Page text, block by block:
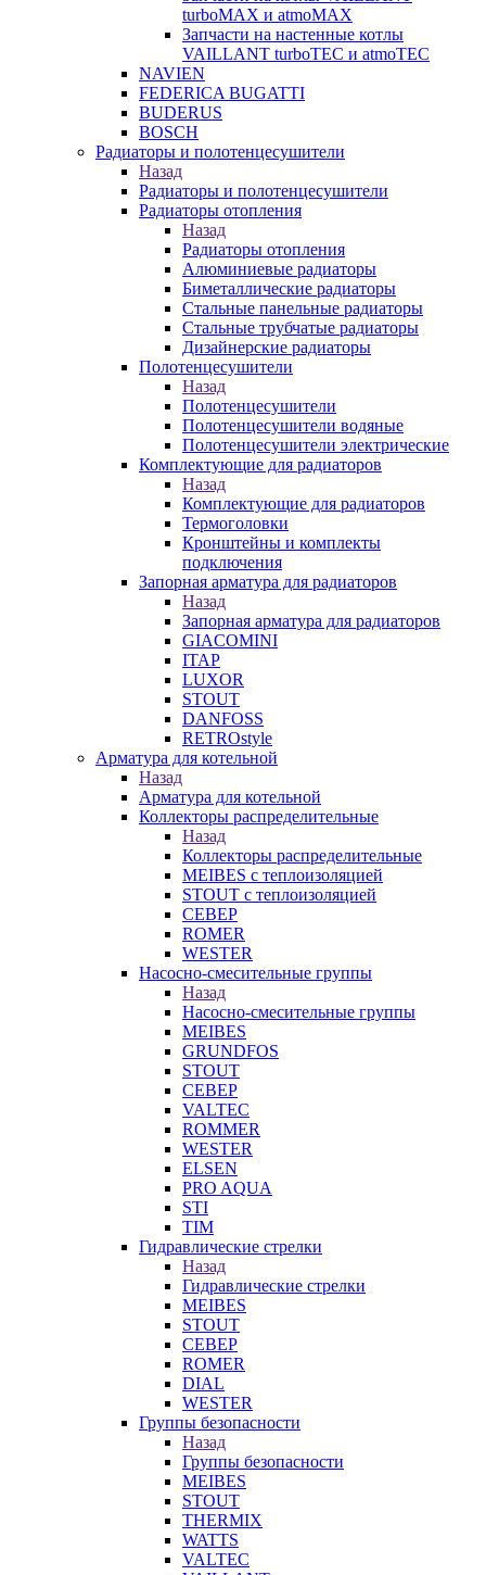
turboMAX и atmoMAX
Запчасти на настенные котлы
VAILLANT turboTEC и atmoTEC
NAVIEN
FEDERICA BUGATTI
BUDERUS
BOSCH
Радиаторы и полотенцесушители
Назад
Радиаторы и полотенцесушители
Радиаторы отопления
Назад
Радиаторы отопления
Алюминиевые радиаторы
Биметаллические радиаторы
Стальные панельные радиаторы
Стальные трубчатые радиаторы
Дизайнерские радиаторы
Полотенцесушители
Назад
Полотенцесушители
Полотенцесушители водяные
Полотенцесушители электрические
Комплектующие для радиаторов
Назад
Комплектующие для радиаторов
Термоголовки
Кронштейны и комплекты
подключения
Запорная арматура для радиаторов
Назад
Запорная арматура для радиаторов
GIACOMINI
ITAP
LUXOR
STOUT
DANFOSS
RETROstyle
Арматура для котельной
Назад
Арматура для котельной
Коллекторы распределительные
Назад
Коллекторы распределительные
MEIBES с теплоизоляцией
STOUT с теплоизоляцией
СЕВЕР
ROMER
WESTER
Насосно-смесительные группы
Назад
Насосно-смесительные группы
MEIBES
GRUNDFOS
STOUT
СЕВЕР
VALTEC
ROMMER
WESTER
ELSEN
PRO AQUA
STI
TIM
Гидравлические стрелки
Назад
Гидравлические стрелки
MEIBES
STOUT
СЕВЕР
ROMER
DIAL
WESTER
Группы безопасности
Назад
Группы безопасности
MEIBES
STOUT
THERMIX
WATTS
VALTEC